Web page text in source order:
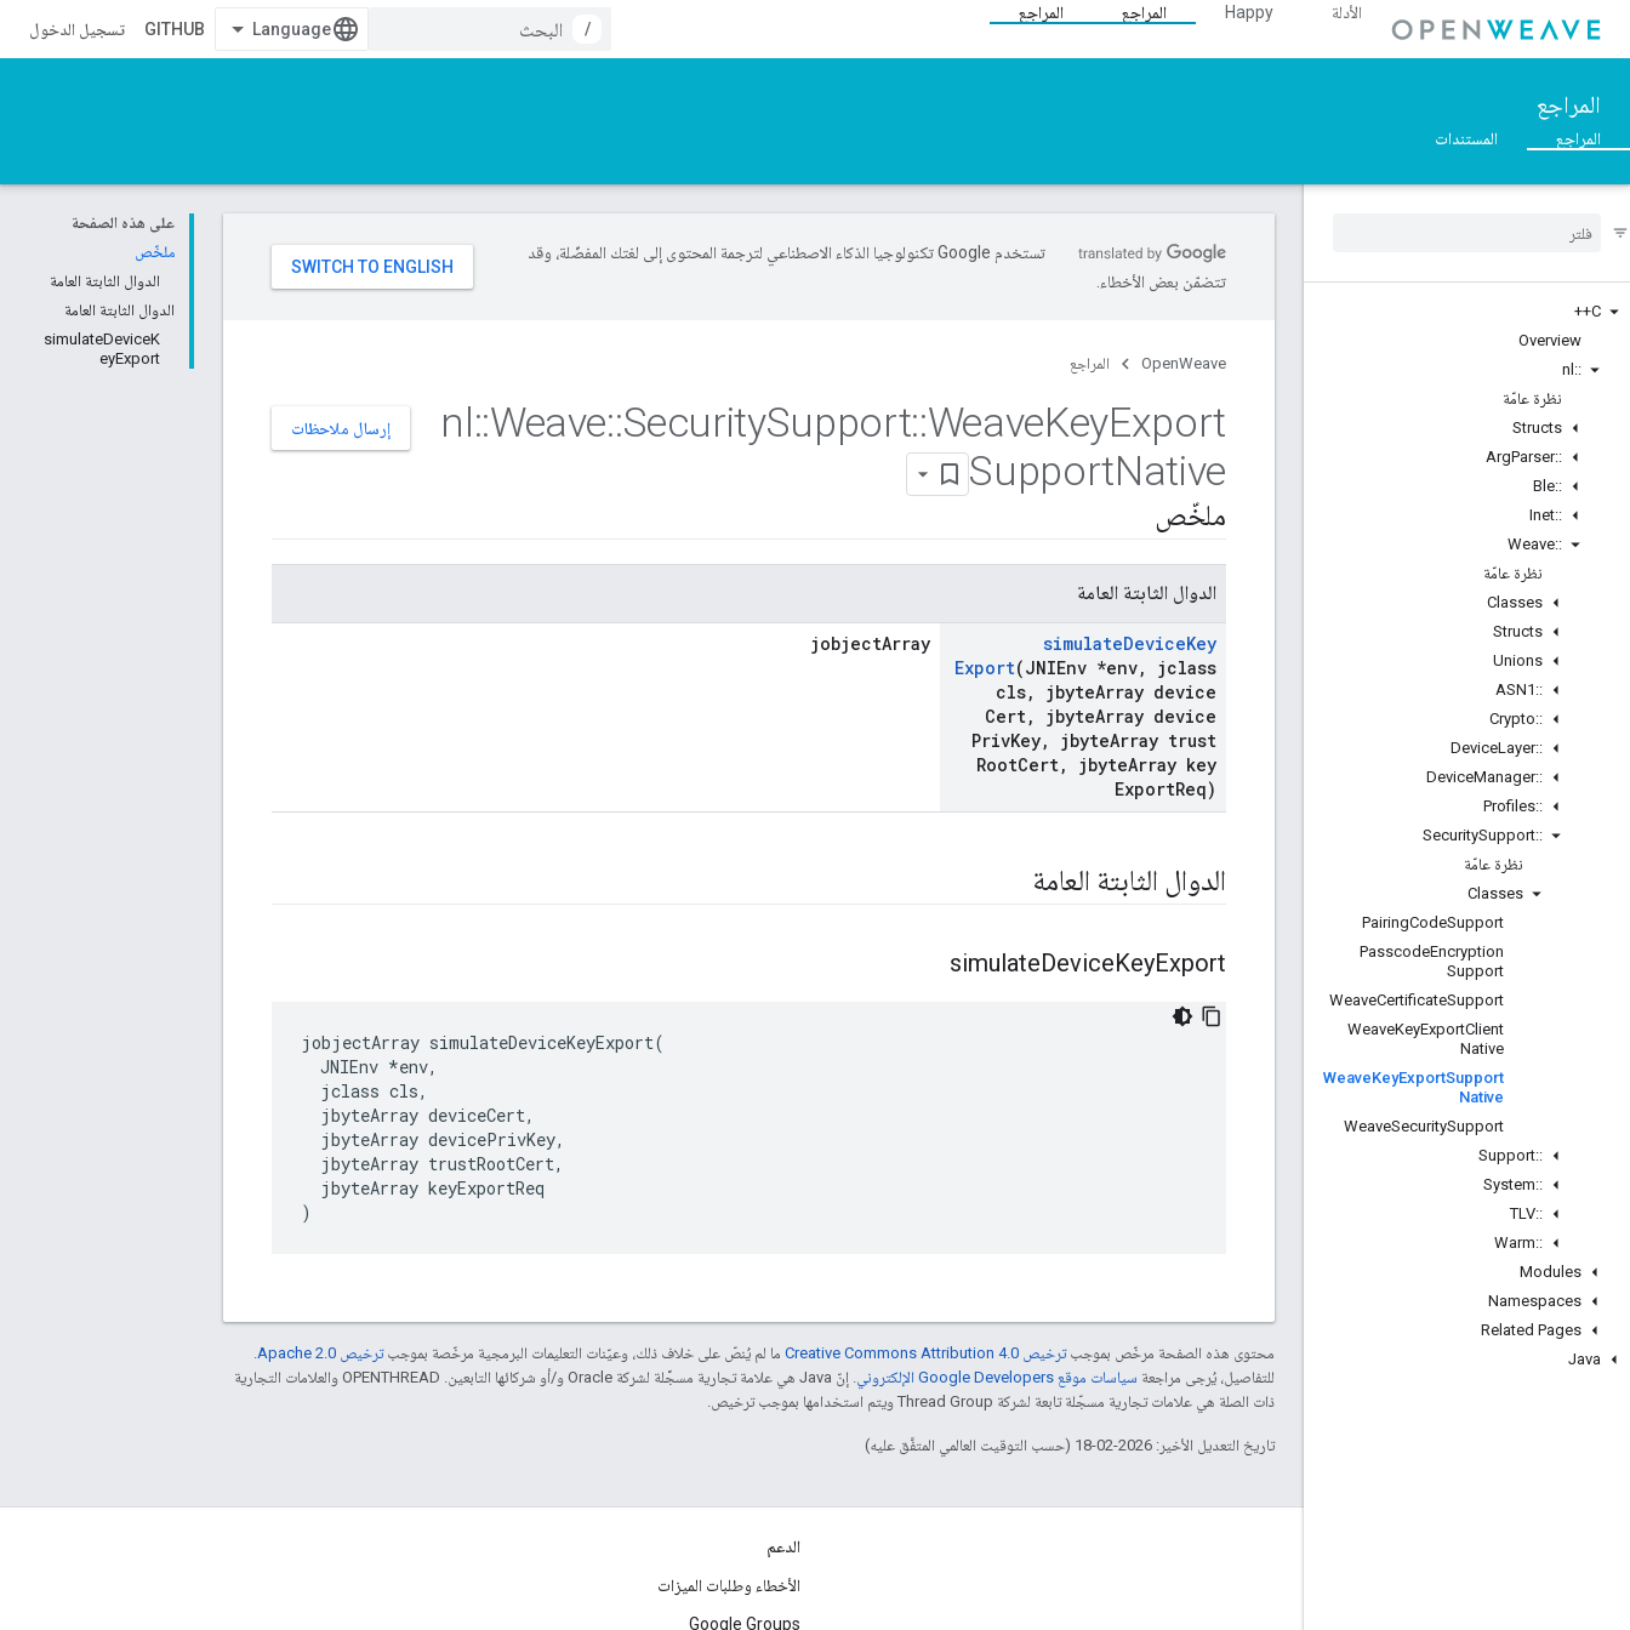
الأدلة Happy المراجع
المراجع
/
GITHUB تسجيل الدخول
المراجع
المراجع المستندات
C++
Overview
::
nl
نظرة عامّة
Structs
::
ArgParser
::
Ble
::
Inet
::
Weave
نظرة عامّة
Classes
Structs
Unions
::
ASN1
::
Crypto
::
DeviceLayer
::
DeviceManager
::
Profiles
::
SecuritySupport
نظرة عامّة
Classes
PairingCodeSupport
PasscodeEncryption
Support
WeaveCertificateSupport
WeaveKeyExportClient
Native
WeaveKeyExportSupport
Native
WeaveSecuritySupport
::
Support
::
System
::
TLV
::
Warm
Modules
Namespaces
Related Pages
Java
على هذه الصفحة
ملخّص
الدوال الثابتة العامة
الدوال الثابتة العامة
simulateDeviceK
eyExport
تستخدم Google تكنولوجيا الذكاء الاصطناعي لترجمة المحتوى إلى لغتك المفضّلة، وقد
تتضمّن بعض الأخطاء.
OpenWeave المراجع
إرسال ملاحظات nl::Weave::SecuritySupport::WeaveKeyExport
SupportNative
ملخّص
الدوال الثابتة العامة
simulateDeviceKey
Export(JNIEnv *env,
jclass
cls, jbyteArray device
Cert, jbyteArray device
PrivKey, jbyteArray trust
RootCert, jbyteArray key
ExportReq)
jobjectArray
الدوال الثابتة العامة
simulateDeviceKeyExport
jobjectArray simulateDeviceKeyExport(
  JNIEnv *env,
  jclass cls,
  jbyteArray deviceCert,
  jbyteArray devicePrivKey,
  jbyteArray trustRootCert,
  jbyteArray keyExportReq
)
محتوى هذه الصفحة مرخّص بموجبترخيص Creative Commons Attribution 4.0‏ ما لم يُنصّ على خلاف ذلك، وعيّنات التعليمات البرمجية مرخّصة بموجبترخيص Apache 2.0‏
.
للتفاصيل، يُرجى مراجعة سياسات موقع Google Developers الإلكتروني
. إنّ Java هي علامة تجارية مسجَّلة لشركة Oracle و/أو شركائها التابعين. ‫OPENTHREAD والعلامات التجارية
ذات الصلة هي علامات تجارية مسجّلة تابعة لشركة Thread Group ويتم استخدامها بموجب ترخيص.
تاريخ التعديل الأخير: 2026-02-18 (حسب التوقيت العالمي المتفَّق عليه)
الدعم
الأخطاء وطلبات الميزات
Google Groups